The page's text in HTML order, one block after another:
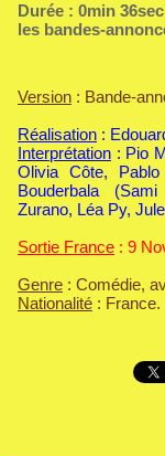
Durée : 0min
les bandes-
Version : Bande-
Réalisation :
Interprétation : Pio
Olivia Côte,
Bouderbala
Zurano, Léa Py,
Sortie France : 9
Genre : Comédie,
Nationalité : France.